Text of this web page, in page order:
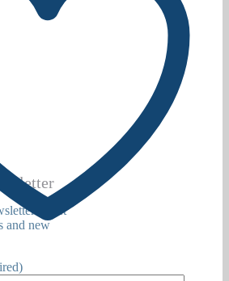
to get
and new